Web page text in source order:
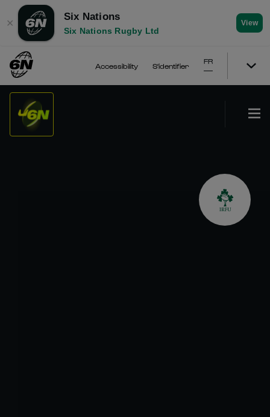
✕
Six Nations
Six Nations Rugby Ltd
View
Accessibility S'identifier
FR